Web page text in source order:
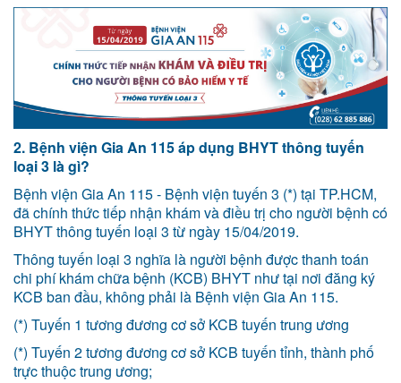
2. Bệnh viện Gia An 115 áp dụng BHYT thông tuyến
loại 3 là gì?
Bệnh viện Gia An 115 - Bệnh viện tuyến 3 (*) tại TP.HCM,
đã chính thức tiếp nhận khám và điều trị cho người bệnh có
BHYT thông tuyến loại 3 từ ngày 15/04/2019.
Thông tuyến loại 3 nghĩa là người bệnh được thanh toán
chi phí khám chữa bệnh (KCB) BHYT như tại nơi đăng ký
KCB ban đầu, không phải là Bệnh viện Gia An 115.
(*) Tuyến 1 tương đương cơ sở KCB tuyến trung ương
(*) Tuyến 2 tương đương cơ sở KCB tuyến tỉnh, thành phố
trực thuộc trung ương;